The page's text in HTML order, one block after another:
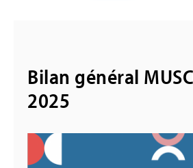
Bilan général
2025